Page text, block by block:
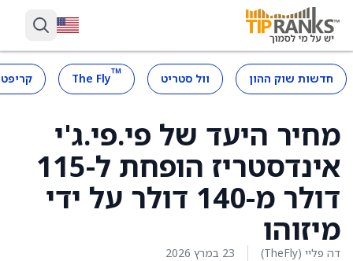
חדשות שוק ההון וול סטריט ™
The Fly
מחיר היעד של פי.פי.ג'י
אינדסטריז הופחת ל-115
דולר מ-140 דולר על ידי
מיזוהו
דה פליי (TheFly) 23 במרץ 2026